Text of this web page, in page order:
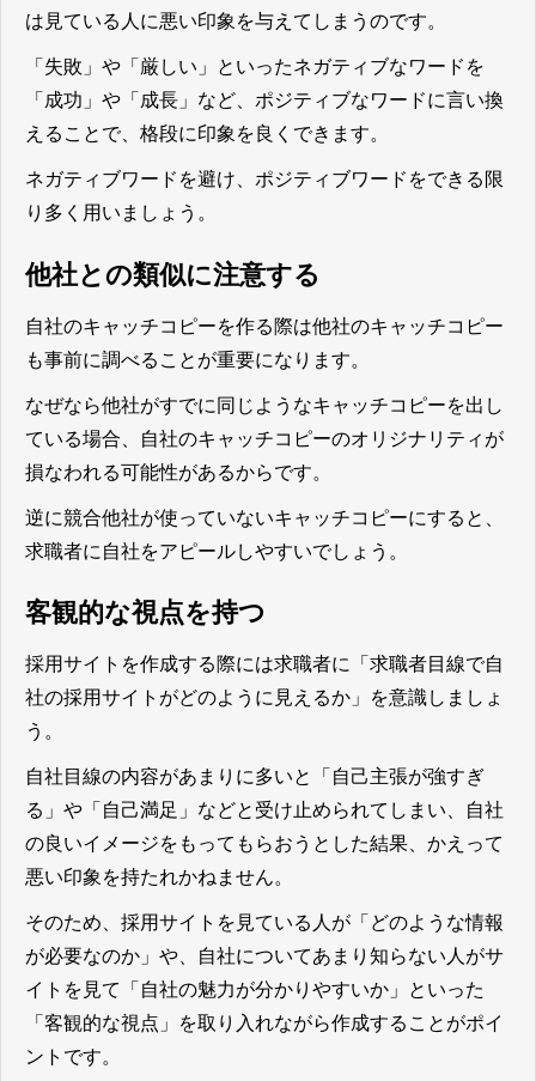
は見ている人に悪い印象を与えてしまうのです。
「失敗」や「厳しい」といったネガティブなワードを
「成功」や「成長」など、ポジティブなワードに言い換
えることで、格段に印象を良くできます。
ネガティブワードを避け、ポジティブワードをできる限
り多く用いましょう。
他社との類似に注意する
自社のキャッチコピーを作る際は他社のキャッチコピー
も事前に調べることが重要になります。
なぜなら他社がすでに同じようなキャッチコピーを出し
ている場合、自社のキャッチコピーのオリジナリティが
損なわれる可能性があるからです。
逆に競合他社が使っていないキャッチコピーにすると、
求職者に自社をアピールしやすいでしょう。
客観的な視点を持つ
採用サイトを作成する際には求職者に「求職者目線で自
社の採用サイトがどのように見えるか」を意識しましょ
う。
自社目線の内容があまりに多いと「自己主張が強すぎ
る」や「自己満足」などと受け止められてしまい、自社
の良いイメージをもってもらおうとした結果、かえって
悪い印象を持たれかねません。
そのため、採用サイトを見ている人が「どのような情報
が必要なのか」や、自社についてあまり知らない人がサ
イトを見て「自社の魅力が分かりやすいか」といった
「客観的な視点」を取り入れながら作成することがポイ
ント です。